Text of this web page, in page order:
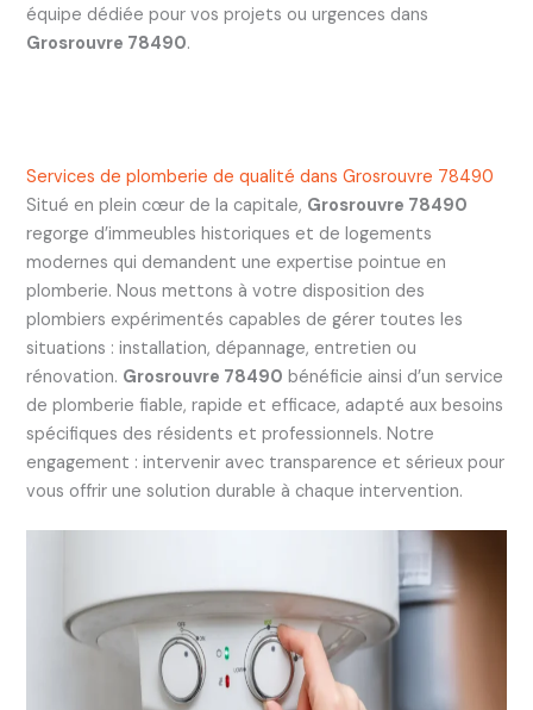
équipe dédiée pour vos projets ou urgences dans
Grosrouvre 78490.
Services de plomberie de qualité dans Grosrouvre 78490
Situé en plein cœur de la capitale, Grosrouvre 78490
regorge d’immeubles historiques et de logements
modernes qui demandent une expertise pointue en
plomberie. Nous mettons à votre disposition des
plombiers expérimentés capables de gérer toutes les
situations : installation, dépannage, entretien ou
rénovation. Grosrouvre 78490 bénéficie ainsi d’un service
de plomberie fiable, rapide et efficace, adapté aux besoins
spécifiques des résidents et professionnels. Notre
engagement : intervenir avec transparence et sérieux pour
vous offrir une solution durable à chaque intervention.